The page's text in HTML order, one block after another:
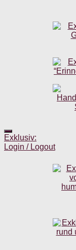
Exklusiv:
Login / Logout